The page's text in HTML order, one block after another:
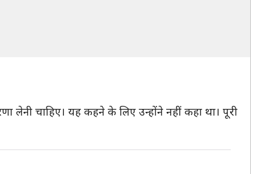
लेनी चाहिए। यह कहने के लिए उन्होंने नहीं कहा था। पूरी